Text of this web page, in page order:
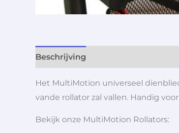
Beschrijving
Het MultiMotion universeel
vande rollator zal vallen. Handig
Bekijk onze MultiMotion Rollators: